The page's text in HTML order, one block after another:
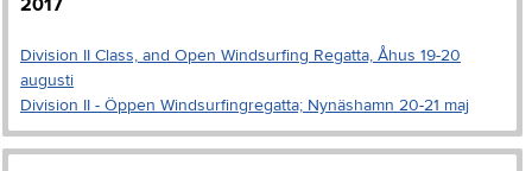
2017
Division II Class, and Open Windsurfing Regatta, Åhus 19-20
augusti
Division II - Öppen Windsurfingregatta; Nynäshamn 20-21 maj